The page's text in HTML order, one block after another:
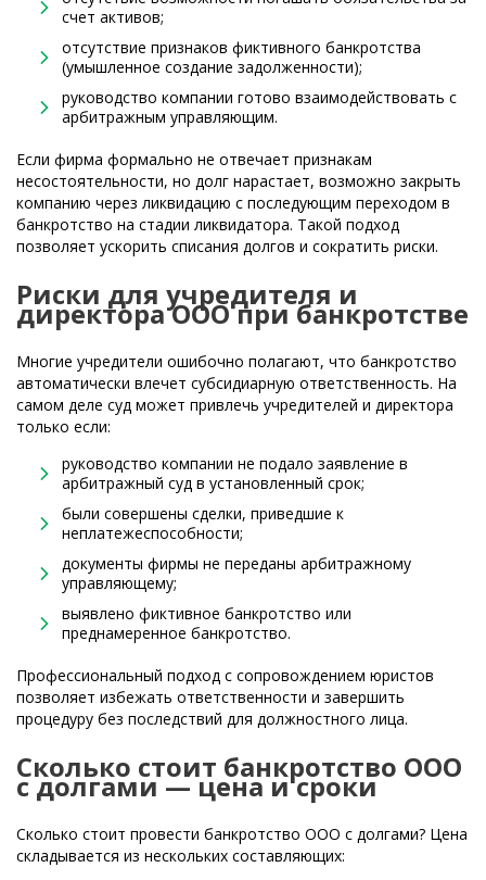
счет активов;
отсутствие признаков фиктивного банкротства
(умышленное создание задолженности);
руководство компании готово взаимодействовать с
арбитражным управляющим.
Если фирма формально не отвечает признакам
несостоятельности, но долг нарастает, возможно закрыть
компанию через ликвидацию с последующим переходом в
банкротство на стадии ликвидатора. Такой подход
позволяет ускорить списания долгов и сократить риски.
Риски для учредителя и
директора ООО при банкротстве
Многие учредители ошибочно полагают, что банкротство
автоматически влечет субсидиарную ответственность. На
самом деле суд может привлечь учредителей и директора
только если:
руководство компании не подало заявление в
арбитражный суд в установленный срок;
были совершены сделки, приведшие к
неплатежеспособности;
документы фирмы не переданы арбитражному
управляющему;
выявлено фиктивное банкротство или
преднамеренное банкротство.
Профессиональный подход с сопровождением юристов
позволяет избежать ответственности и завершить
процедуру без последствий для должностного лица.
Сколько стоит банкротство ООО
с долгами — цена и сроки
Сколько стоит провести банкротство ООО с долгами? Цена
складывается из нескольких составляющих: